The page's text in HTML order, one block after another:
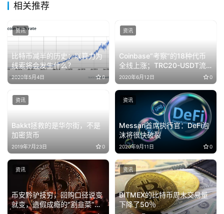
相关推荐
比特币减半的历史：以算力为
线索将会发生什么？
2020年5月4日 0
资讯
Coinbase“考察”的18种代币
全线上涨；TRC20-USDT流
通量突破26亿枚 | 早报
2020年6月12日 0
资讯
Bakkt拯救的是华尔街，不是
加密货币
2019年7月23日 0
资讯
Messari首席执行官：DeFi泡
沫将很快破裂
2020年9月11日 0
资讯
​币安黔驴技穷，回购口径说变
就变，造假成瘾的“割韭菜”专
资讯
BITMEX的比特币周末交易量
下降了50％
资讯